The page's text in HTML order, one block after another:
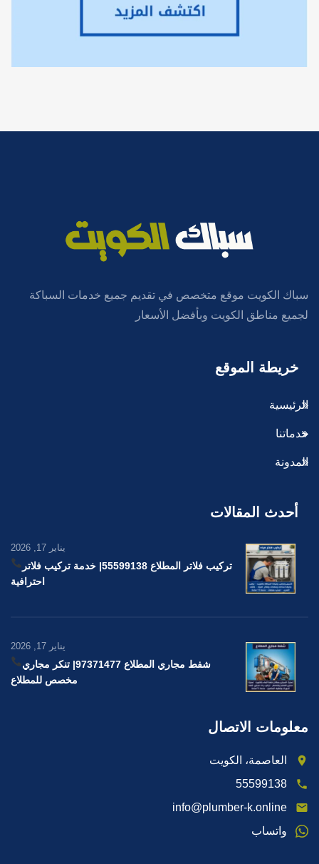
سباك الكويت موقع متخصص في تقديم جميع خدمات السباكة
لجميع مناطق الكويت وبأفضل الأسعار
خريطة الموقع
الرئيسية
خدماتنا
المدونة
أحدث المقالات
يناير 17, 2026
تركيب فلاتر المطلاع 55599138
| خدمة تركيب فلاتر
احترافية
يناير 17, 2026
شفط مجاري المطلاع 97371477
| تنكر مجاري
مخصص للمطلاع
معلومات الاتصال
العاصمة، الكويت
55599138
info@plumber-k.online
واتساب